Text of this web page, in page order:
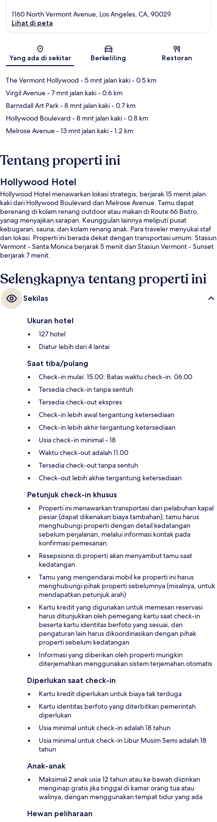
Peta
1160 North Vermont Avenue, Los Angeles, CA, 90029
Lihat di peta
Yang ada di sekitar Berkeliling Restoran
The Vermont Hollywood - 5 mnt jalan kaki- 0.5 km
Virgil Avenue- 7 mnt jalan kaki- 0.6 km
Barnsdall Art Park- 8 mnt jalan kaki- 0.7 km
Hollywood Boulevard - 8 mnt jalan kaki- 0.8 km
Melrose Avenue- 13 mnt jalan kaki- 1.2 km
Tentang properti ini
Hollywood Hotel
Hollywood Hotel menawarkan lokasi strategis, berjarak 15 menit jalan
kaki dari Hollywood Boulevard dan Melrose Avenue. Tamu dapat
berenang di kolam renang outdoor atau makan di Route 66 Bistro,
yanag menyajikan sarapan. Keunggulan lainnya meliputi pusat
kebugaran, sauna, dan kolam renang anak. Para traveler menyukai staf
dan lokasi. Properti ini berada dekat dengan transportasi umum: Stasiun
Vermont - Santa Monica berjarak 5 menit dan Stasiun Vermont - Sunset
berjarak 7 menit.
Selengkapnya tentang properti ini
Sekilas
Ukuran hotel
127 hotel
Diatur lebih dari 4 lantai
Saat tiba/pulang
Check-in mulai: 15.00; Batas waktu check-in: 06.00
Tersedia check-in tanpa sentuh
Tersedia check-out ekspres
Check-in lebih awal tergantung ketersediaan
Check-in lebih akhir tergantung ketersediaan
Usia check-in minimal - 18
Waktu check-out adalah 11.00
Tersedia check-out tanpa sentuh
Check-out lebih akhie tergantung ketersediaan
Petunjuk check-in khusus
Properti ini menawarkan transportasi dari pelabuhan kapal
pesiar (dapat dikenakan biaya tambahan); tamu harus
menghubungi properti dengan detail kedatangan
sebelum perjalanan, melalui informasi kontak pada
konfirmasi pemesanan.
Resepsionis di properti akan menyambut tamu saat
kedatangan
Tamu yang mengendarai mobil ke properti ini harus
menghubungi pihak properti sebelumnya (misalnya, untuk
mendapatkan petunjuk arah)
Kartu kredit yang digunakan untuk memesan reservasi
harus ditunjukkan oleh pemegang kartu saat check-in
beserta kartu identitas berfoto yang sesuai, dan
pengaturan lain harus dikoordinasikan dengan pihak
properti sebelum kedatangan
Informasi yang diberikan oleh properti mungkin
diterjemahkan menggunakan sistem terjemahan otomatis
Diperlukan saat check-in
Kartu kredit diperlukan untuk biaya tak terduga
Kartu identitas berfoto yang diterbitkan pemerintah
diperlukan
Usia minimal untuk check-in adalah 18 tahun
Usia minimal untuk check-in Libur Musim Semi adalah 18
tahun
Anak-anak
Maksimal 2 anak usia 12 tahun atau ke bawah diizinkan
menginap gratis jika tinggal di kamar orang tua atau
walinya, dengan menggunakan tempat tidur yang ada
Hewan peliharaan